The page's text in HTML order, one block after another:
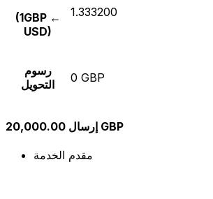
(1GBP ←
USD)
1.333200
رسوم
التحويل
0 GBP
إرسال 20,000.00 GBP
مقدم الخدمة